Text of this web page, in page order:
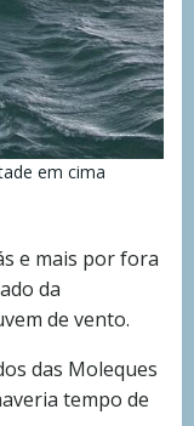
em cima
e mais por fora
da
de vento.
das Moleques
tempo de